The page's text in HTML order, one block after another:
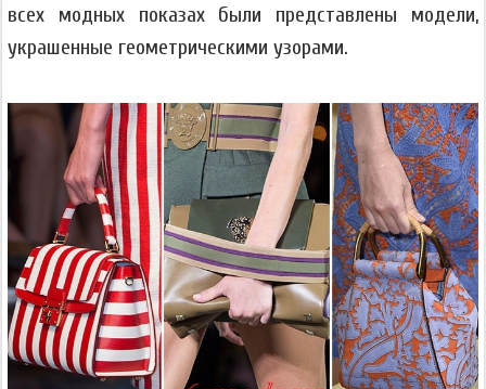
всех модных показах были представлены модели,
украшенные геометрическими узорами.